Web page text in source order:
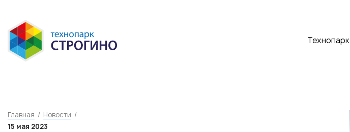
Технопарк
Главная / Новости /
15 мая 2023